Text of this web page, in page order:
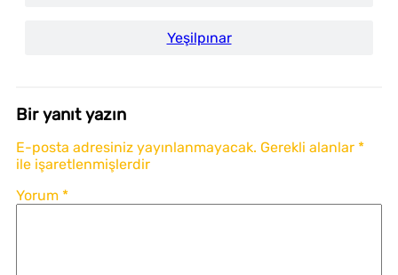
Yeşilpınar
Bir yanıt yazın
E-posta adresiniz yayınlanmayacak. Gerekli alanlar *
ile işaretlenmişlerdir
Yorum *